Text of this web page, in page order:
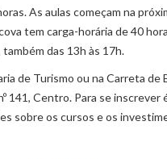
As aulas começam na
tem carga-horária de 40
das 13h às 17h.
de Turismo ou na Carreta
141, Centro. Para se
sobre os cursos e os